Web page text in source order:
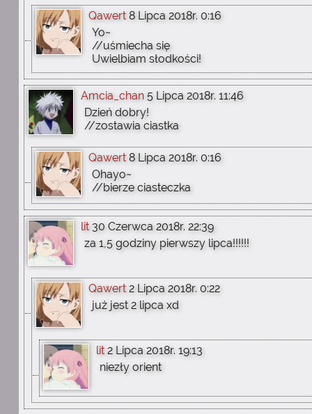
Qawert 8 Lipca 2018r. 0:16
Yo~
//uśmiecha się
Uwielbiam słodkości!
Amcia_chan 5 Lipca 2018r. 11:46
Dzień dobry!
//zostawia ciastka
Qawert 8 Lipca 2018r. 0:16
Ohayo~
//bierze ciasteczka
lit 30 Czerwca 2018r. 22:39
za 1,5 godziny pierwszy lipca!!!!!!
Qawert 2 Lipca 2018r. 0:22
już jest 2 lipca xd
lit 2 Lipca 2018r. 19:13
niezły orient